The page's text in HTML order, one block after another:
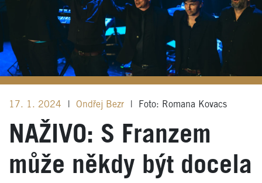
17. 1. 2024 Ondřej Bezr Foto: Romana Kovacs
NAŽIVO: S Franzem
může někdy být docela